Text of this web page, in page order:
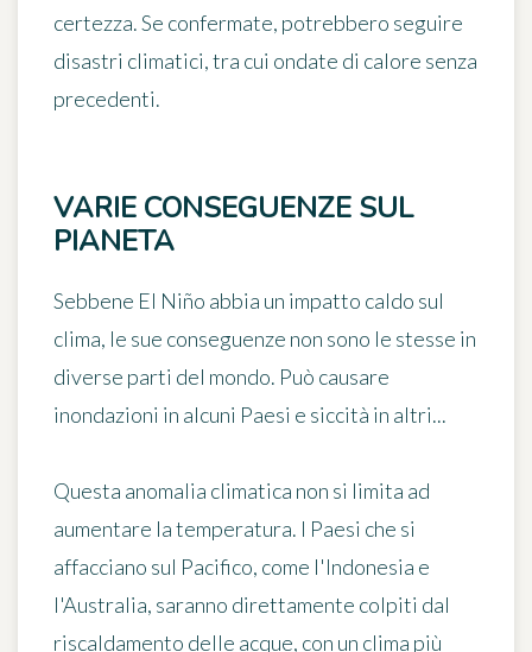
certezza. Se confermate, potrebbero seguire
disastri climatici, tra cui ondate di calore senza
precedenti.
VARIE CONSEGUENZE SUL
PIANETA
Sebbene El Niño abbia un impatto caldo sul
clima, le sue conseguenze non sono le stesse in
diverse parti del mondo. Può causare
inondazioni in alcuni Paesi e siccità in altri...
Questa anomalia climatica non si limita ad
aumentare la temperatura. I Paesi che si
affacciano sul Pacifico, come l'Indonesia e
l'Australia, saranno direttamente colpiti dal
riscaldamento delle acque, con un clima più